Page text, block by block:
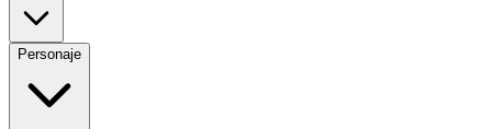
Personaje